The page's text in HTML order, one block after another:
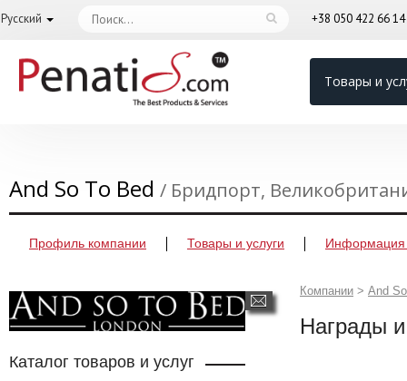
Русский +38 050 422 66 14
Товары и
And So To Bed / Бридпорт,
Профиль компании Товары и услуги Информация
Каталог товаров и услуг
Компании > And
Награды